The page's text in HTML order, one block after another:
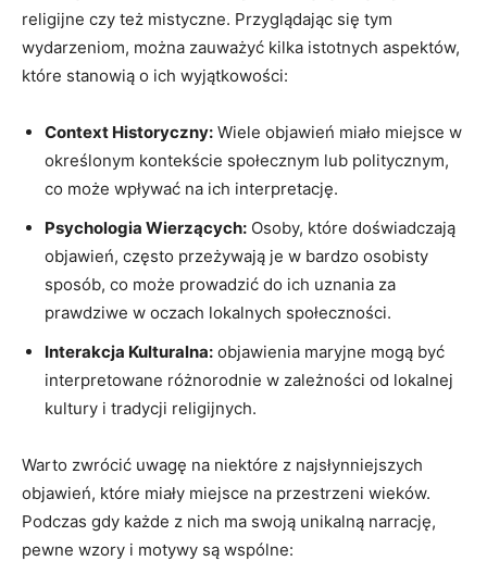
religijne czy też mistyczne. Przyglądając się ‍tym
⁣wydarzeniom,⁤ można zauważyć kilka istotnych aspektów,
które⁢ stanowią o ich⁢ wyjątkowości:
Context Historyczny: Wiele objawień miało miejsce w
określonym kontekście społecznym ⁢lub ⁤politycznym,
co może ‍wpływać na ich interpretację.
Psychologia Wierzących: Osoby, które doświadczają
objawień, często⁢ przeżywają‍ je w bardzo osobisty
‍sposób, co​ może prowadzić do‍ ich uznania ⁤za
prawdziwe w oczach⁢ lokalnych społeczności.
Interakcja Kulturalna: ⁢objawienia maryjne mogą być
interpretowane różnorodnie w zależności od ‌lokalnej
kultury i tradycji ⁤religijnych.
Warto⁢ zwrócić uwagę ⁤na niektóre ⁢z najsłynniejszych
⁢objawień, które miały miejsce na przestrzeni wieków.‌
Podczas gdy każde z nich ma swoją unikalną ⁢narrację,
pewne wzory i motywy ⁤są wspólne: